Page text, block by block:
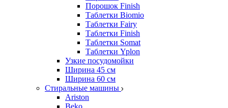
Порошок Finish
Таблетки Biomio
Таблетки Fairy
Таблетки Finish
Таблетки Somat
Таблетки Yplon
Узкие посудомойки
Ширина 45 см
Ширина 60 см
Стиральные машины
Ariston
Beko